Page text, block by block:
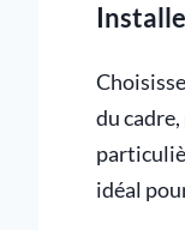
du
idéal